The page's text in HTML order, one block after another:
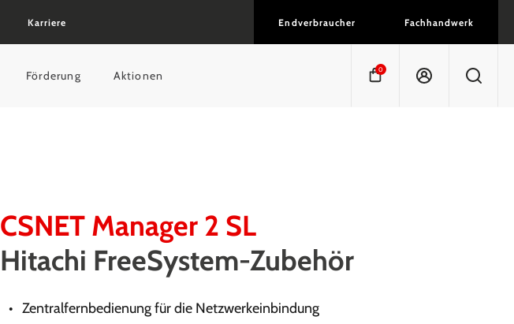
Karriere Endverbraucher Fachhandwerk
Förderung Aktionen 0
CSNET Manager 2 SL
Hitachi FreeSystem-Zubehör
Zentralfernbedienung für die Netzwerkeinbindung